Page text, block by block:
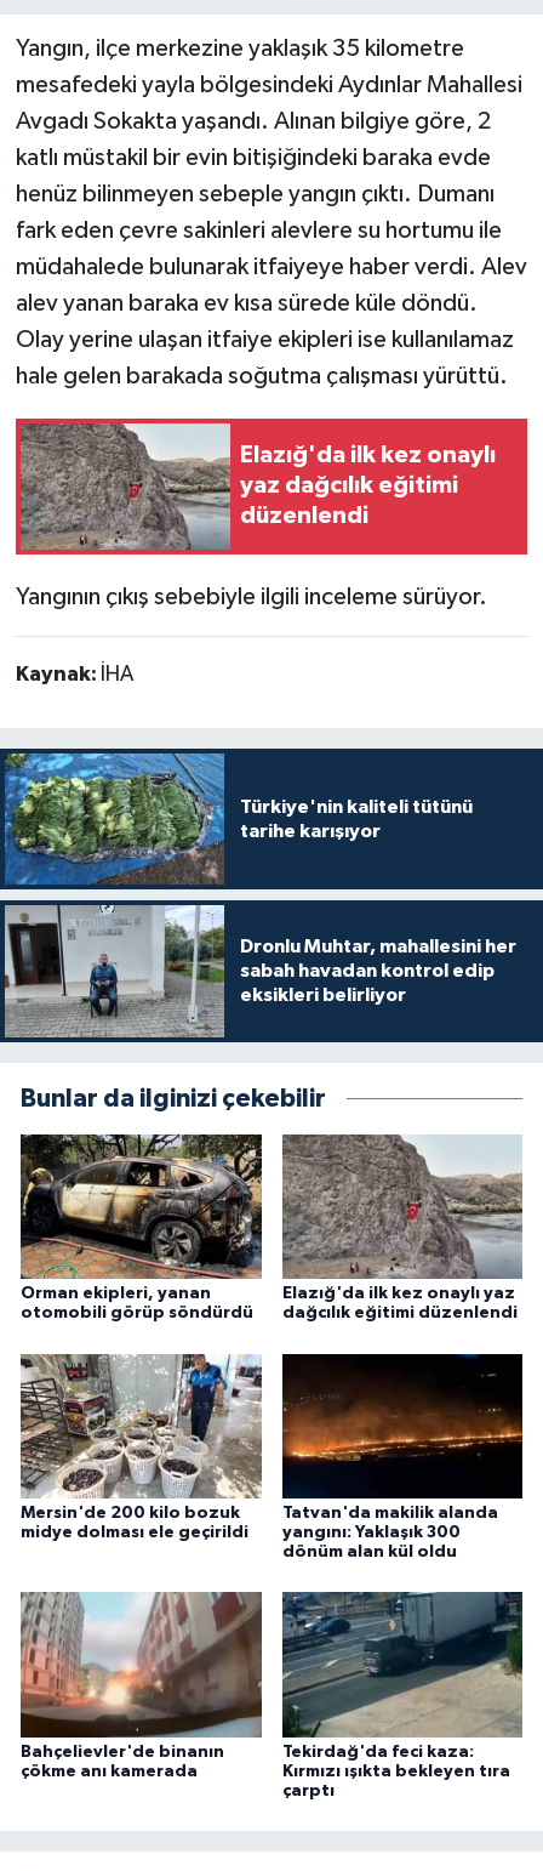
Yangın, ilçe merkezine yaklaşık 35 kilometre
mesafedeki yayla bölgesindeki Aydınlar Mahallesi
Avgadı Sokakta yaşandı. Alınan bilgiye göre, 2
katlı müstakil bir evin bitişiğindeki baraka evde
henüz bilinmeyen sebeple yangın çıktı. Dumanı
fark eden çevre sakinleri alevlere su hortumu ile
müdahalede bulunarak itfaiyeye haber verdi. Alev
alev yanan baraka ev kısa sürede küle döndü.
Olay yerine ulaşan itfaiye ekipleri ise kullanılamaz
hale gelen barakada soğutma çalışması yürüttü.
Elazığ'da ilk kez onaylı
yaz dağcılık eğitimi
düzenlendi
Yangının çıkış sebebiyle ilgili inceleme sürüyor.
Kaynak: İHA
Türkiye'nin kaliteli tütünü
tarihe karışıyor
Dronlu Muhtar, mahallesini her
sabah havadan kontrol edip
eksikleri belirliyor
Bunlar da ilginizi çekebilir
Orman ekipleri, yanan
otomobili görüp söndürdü
Elazığ'da ilk kez onaylı yaz
dağcılık eğitimi düzenlendi
Mersin'de 200 kilo bozuk
midye dolması ele geçirildi
Tatvan'da makilik alanda
yangını: Yaklaşık 300
dönüm alan kül oldu
Bahçelievler'de binanın
çökme anı kamerada
Tekirdağ'da feci kaza:
Kırmızı ışıkta bekleyen tıra
çarptı
Teknoloji
Yaşam